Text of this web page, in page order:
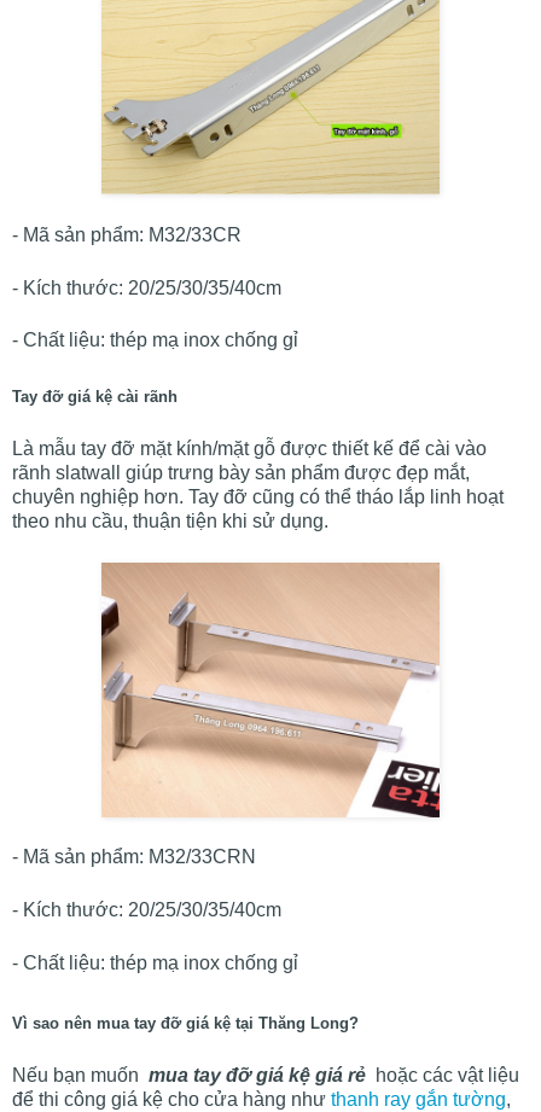
- Mã sản phẩm: M32/33CR
- Kích thước: 20/25/30/35/40cm
- Chất liệu: thép mạ inox chống gỉ
Tay đỡ giá kệ cài rãnh
Là mẫu tay đỡ mặt kính/mặt gỗ được thiết kế để cài vào
rãnh slatwall giúp trưng bày sản phẩm được đẹp mắt,
chuyên nghiệp hơn. Tay đỡ cũng có thể tháo lắp linh hoạt
theo nhu cầu, thuận tiện khi sử dụng.
- Mã sản phẩm: M32/33CRN
- Kích thước: 20/25/30/35/40cm
- Chất liệu: thép mạ inox chống gỉ
Vì sao nên mua tay đỡ giá kệ tại Thăng Long?
Nếu bạn muốn mua tay đỡ giá kệ giá rẻ hoặc các vật liệu
để thi công giá kệ cho cửa hàng như thanh ray gắn tường,